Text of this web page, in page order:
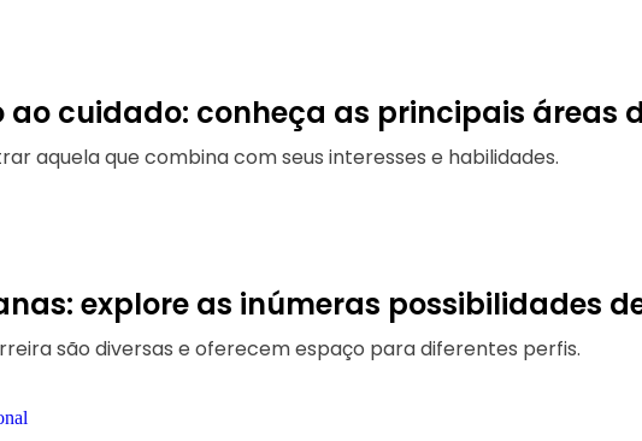
ao cuidado: conheça as principais áreas
aquela que combina com seus interesses e habilidades.
explore as inúmeras possibilidades
são diversas e oferecem espaço para diferentes perfis.